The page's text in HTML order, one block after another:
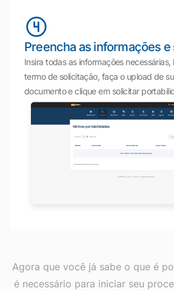
Preencha as informações
Insira todas as informações
termo de solicitação, faça o upload de
documento e clique em solicitar
Agora que você já sabe o que é
é necessário para iniciar seu